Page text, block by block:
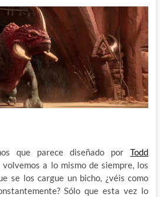
que parece diseñado porTodd
a lo mismo de siempre, los
se los cargue un bicho, ¿véis como
Sólo que esta vez lo